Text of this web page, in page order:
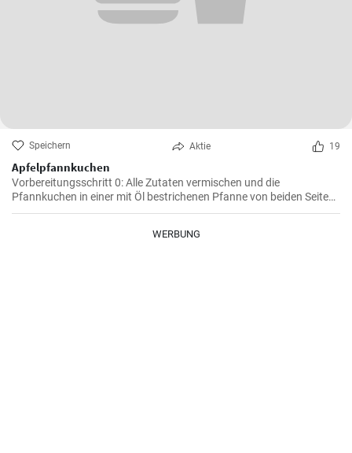
Speichern Aktie 19
Apfelpfannkuchen
Vorbereitungsschritt 0: Alle Zutaten vermischen und die
Pfannkuchen in einer mit Öl bestrichenen Pfanne von beiden Seiten
braten.
WERBUNG